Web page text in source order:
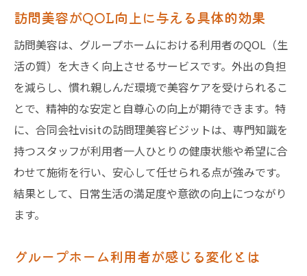
訪問美容がQOL向上に与える具体的効果
訪問美容は、グループホームにおける利用者のQOL（生
活の質）を大きく向上させるサービスです。外出の負担
を減らし、慣れ親しんだ環境で美容ケアを受けられるこ
とで、精神的な安定と自尊心の向上が期待できます。特
に、合同会社visitの訪問理美容ビジットは、専門知識を
持つスタッフが利用者一人ひとりの健康状態や希望に合
わせて施術を行い、安心して任せられる点が強みです。
結果として、日常生活の満足度や意欲の向上につながり
ます。
グループホーム利用者が感じる変化とは